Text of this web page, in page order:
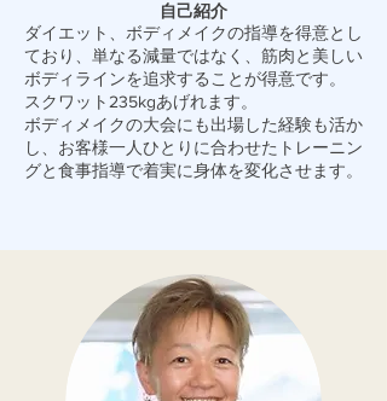
自己紹介
ダイエット、ボディメイクの指導を得意とし
ており、単なる減量ではなく、筋肉と美しい
ボディラインを追求することが得意です。
スクワット235kgあげれます。
ボディメイクの大会にも出場した経験も活か
し、お客様一人ひとりに合わせたトレーニン
グと食事指導で着実に身体を変化させます。